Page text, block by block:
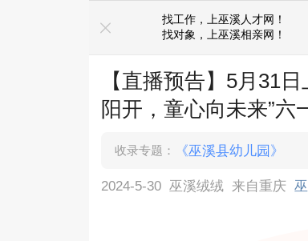
找工作，上巫溪人才网！
找对象，上巫溪相亲网！
【直播预告】5月31
阳开，童心向未来”六
收录专题： 《巫溪县幼儿园》
2024-5-30 巫溪绒绒 来自重庆